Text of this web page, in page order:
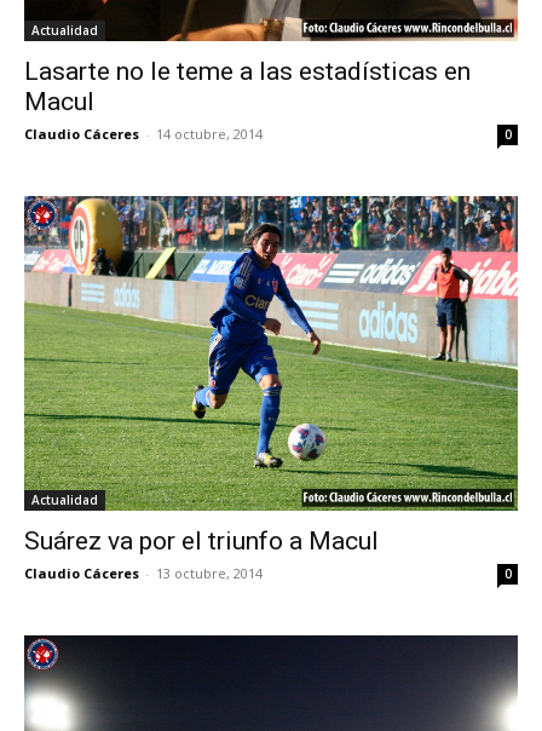
Actualidad
Lasarte no le teme a las estadísticas en
Macul
Claudio Cáceres - 14 octubre, 2014 0
Actualidad
Suárez va por el triunfo a Macul
Claudio Cáceres - 13 octubre, 2014 0